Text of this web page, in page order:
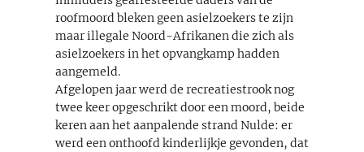
roofmoord bleken geen asielzoekers te zijn
maar illegale Noord-Afrikanen die zich als
asielzoekers in het opvangkamp hadden
aangemeld.
Afgelopen jaar werd de recreatiestrook nog
twee keer opgeschrikt door een moord, beide
keren aan het aanpalende strand Nulde: er
werd een onthoofd kinderlijkje gevonden, dat